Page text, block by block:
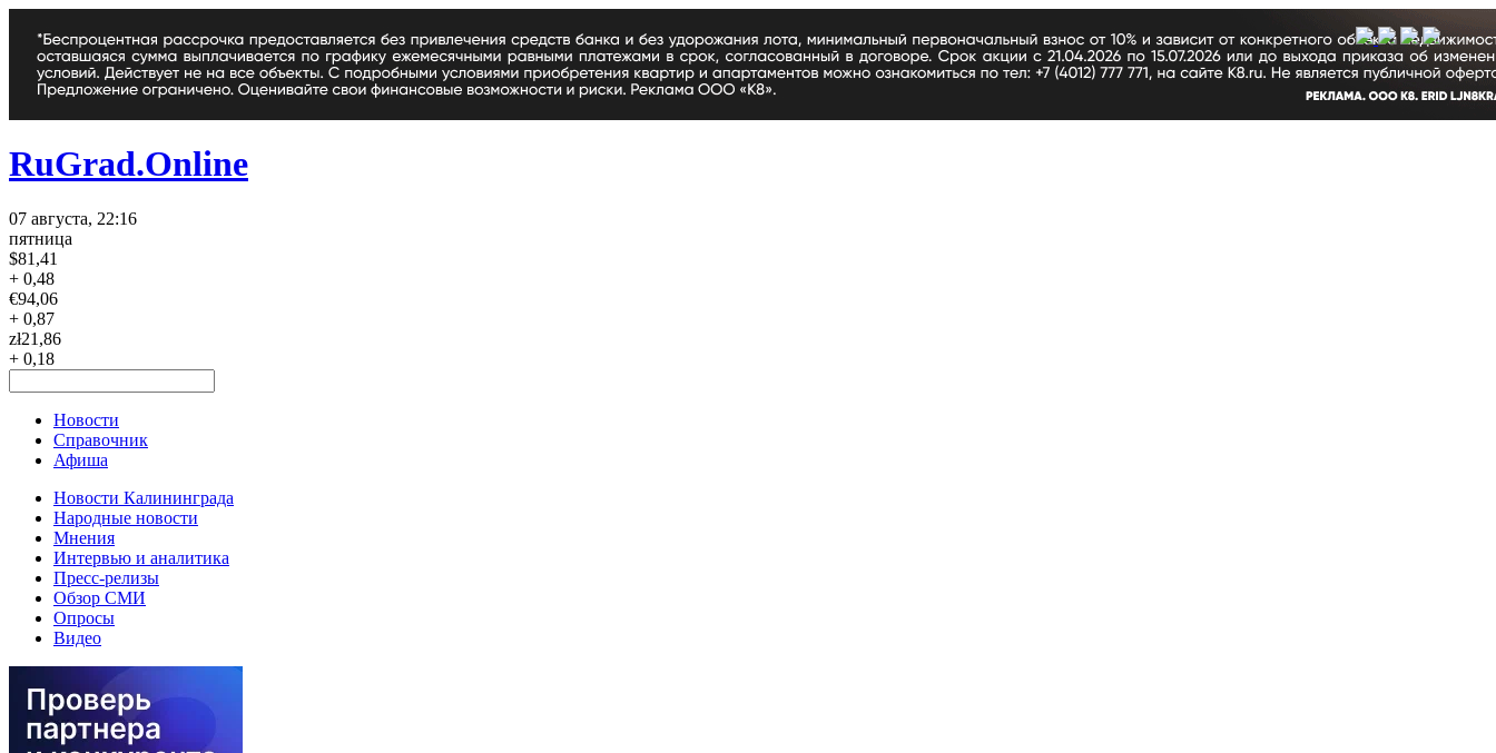
RuGrad.Online
07 августа, 22:16
пятница
$81,41
+ 0,48
€94,06
+ 0,87
zł21,86
+ 0,18
Новости
Справочник
Афиша
Новости Калининграда
Народные новости
Мнения
Интервью и аналитика
Пресс-релизы
Обзор СМИ
Опросы
Видео